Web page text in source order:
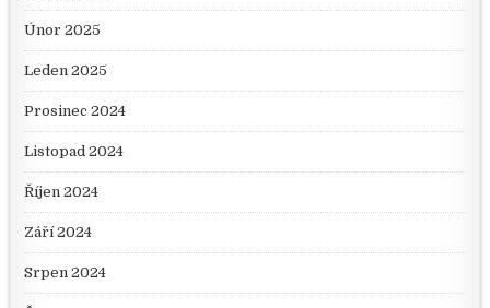
Únor 2025
Leden 2025
Prosinec 2024
Listopad 2024
Říjen 2024
Září 2024
Srpen 2024